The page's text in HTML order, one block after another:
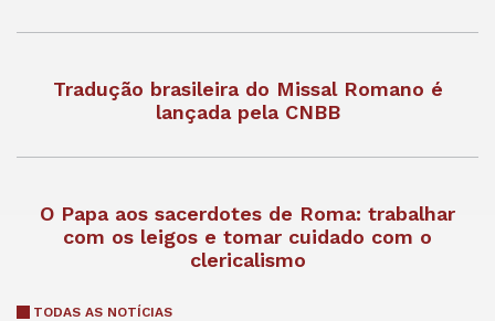
Tradução brasileira do Missal Romano é
lançada pela CNBB
O Papa aos sacerdotes de Roma: trabalhar
com os leigos e tomar cuidado com o
clericalismo
TODAS AS NOTÍCIAS